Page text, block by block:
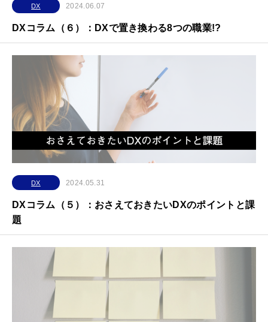
DX 2024.06.07
DXコラム（６）：DXで置き換わる8つの職業!?
DX 2024.05.31
DXコラム（５）：おさえておきたいDXのポイントと課
題